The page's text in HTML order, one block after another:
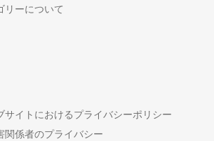
リーについて
サイトにおけるプライバシーポリシー
関係者のプライバシー